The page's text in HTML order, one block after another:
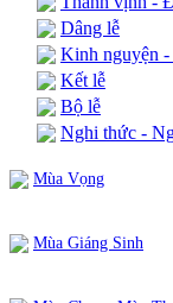
Dâng lễ
Kinh nguyện
Kết lễ
Bộ lễ
Nghi thức -
Mùa Vọng
Mùa Giáng Sinh